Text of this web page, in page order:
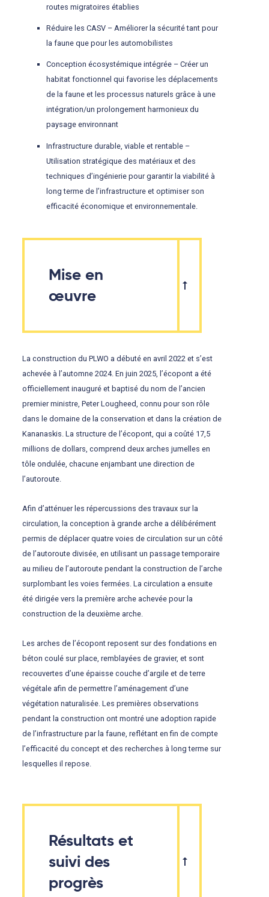
routes migratoires établies
Réduire les CASV – Améliorer la sécurité tant pour
la faune que pour les automobilistes
Conception écosystémique intégrée – Créer un
habitat fonctionnel qui favorise les déplacements
de la faune et les processus naturels grâce à une
intégration/un prolongement harmonieux du
paysage environnant
Infrastructure durable, viable et rentable –
Utilisation stratégique des matériaux et des
techniques d’ingénierie pour garantir la viabilité à
long terme de l’infrastructure et optimiser son
efficacité économique et environnementale.
Mise en
œuvre
La construction du PLWO a débuté en avril 2022 et s’est
achevée à l’automne 2024. En juin 2025, l’écopont a été
officiellement inauguré et baptisé du nom de l’ancien
premier ministre, Peter Lougheed, connu pour son rôle
dans le domaine de la conservation et dans la création de
Kananaskis. La structure de l’écopont, qui a coûté 17,5
millions de dollars, comprend deux arches jumelles en
tôle ondulée, chacune enjambant une direction de
l’autoroute.
Afin d’atténuer les répercussions des travaux sur la
circulation, la conception à grande arche a délibérément
permis de déplacer quatre voies de circulation sur un côté
de l’autoroute divisée, en utilisant un passage temporaire
au milieu de l’autoroute pendant la construction de l’arche
surplombant les voies fermées. La circulation a ensuite
été dirigée vers la première arche achevée pour la
construction de la deuxième arche.
Les arches de l’écopont reposent sur des fondations en
béton coulé sur place, remblayées de gravier, et sont
recouvertes d’une épaisse couche d’argile et de terre
végétale afin de permettre l’aménagement d’une
végétation naturalisée. Les premières observations
pendant la construction ont montré une adoption rapide
de l’infrastructure par la faune, reflétant en fin de compte
l’efficacité du concept et des recherches à long terme sur
lesquelles il repose.
Résultats et
suivi des
progrès